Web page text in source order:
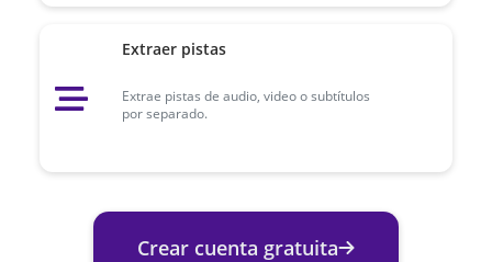
Extraer pistas
Extrae pistas de audio, video o subtítulos
por separado.
Crear cuenta gratuita